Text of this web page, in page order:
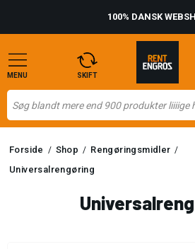
100% DANSK
MENU SKIFT
Forside / Shop / Rengøringsmidler /
Universalrengøring